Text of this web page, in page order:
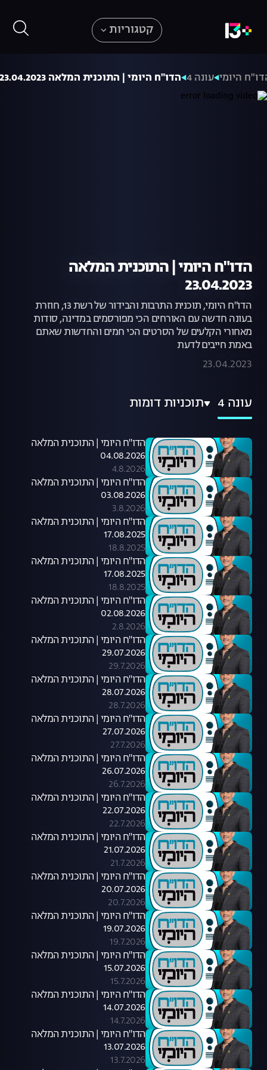
קטגוריות
היומי עונה 4 הדו"ח היומי | התוכנית המלאה 23.04.2023
הדו"ח היומי | התוכנית המלאה
23.04.2023
הדו"ח היומי, תוכנית התרבות והבידור של רשת 13, חוזרת
בעונה חדשה עם האורחים הכי מפורסמים במדינה, סודות
מאחורי הקלעים של הסרטים הכי חמים והחדשות שאתם
באמת חייבים לדעת
23.04.2023
עונה 4 תוכניות דומות
הדו"ח היומי | התוכנית המלאה
04.08.2026
4.8.2026
הדו"ח היומי | התוכנית המלאה
03.08.2026
3.8.2026
הדו"ח היומי | התוכנית המלאה
17.08.2025
18.8.2025
הדו"ח היומי | התוכנית המלאה
17.08.2025
18.8.2025
הדו"ח היומי | התוכנית המלאה
02.08.2026
2.8.2026
הדו"ח היומי | התוכנית המלאה
29.07.2026
29.7.2026
הדו"ח היומי | התוכנית המלאה
28.07.2026
28.7.2026
הדו"ח היומי | התוכנית המלאה
27.07.2026
27.7.2026
הדו"ח היומי | התוכנית המלאה
26.07.2026
26.7.2026
הדו"ח היומי | התוכנית המלאה
22.07.2026
22.7.2026
הדו"ח היומי | התוכנית המלאה
21.07.2026
21.7.2026
הדו"ח היומי | התוכנית המלאה
20.07.2026
20.7.2026
הדו"ח היומי | התוכנית המלאה
19.07.2026
19.7.2026
הדו"ח היומי | התוכנית המלאה
15.07.2026
15.7.2026
הדו"ח היומי | התוכנית המלאה
14.07.2026
14.7.2026
הדו"ח היומי | התוכנית המלאה
13.07.2026
13.7.2026